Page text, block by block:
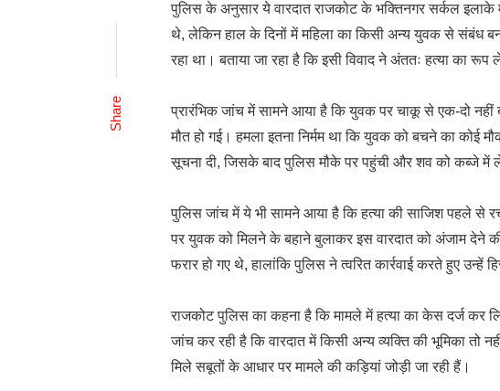
Share
पुलिस के अनुसार ये वारदात राजकोट के भक्तिनगर सर्कल
थे, लेकिन हाल के दिनों में महिला का किसी अन्य युवक से संबंध
रहा था। बताया जा रहा है कि इसी विवाद ने अंततः हत्या का रूप
प्रारंभिक जांच में सामने आया है कि युवक पर चाकू से एक-दो नहीं
मौत हो गई। हमला इतना निर्मम था कि युवक को बचने का कोई
सूचना दी, जिसके बाद पुलिस मौके पर पहुंची और शव को कब्जे में
पुलिस जांच में ये भी सामने आया है कि हत्या की साजिश पहले से
पर युवक को मिलने के बहाने बुलाकर इस वारदात को अंजाम देने
फरार हो गए थे, हालांकि पुलिस ने त्वरित कार्रवाई करते हुए उन्हें
राजकोट पुलिस का कहना है कि मामले में हत्या का केस दर्ज कर
जांच कर रही है कि वारदात में किसी अन्य व्यक्ति की भूमिका
मिले सबूतों के आधार पर मामले की कड़ियां जोड़ी जा रही हैं।